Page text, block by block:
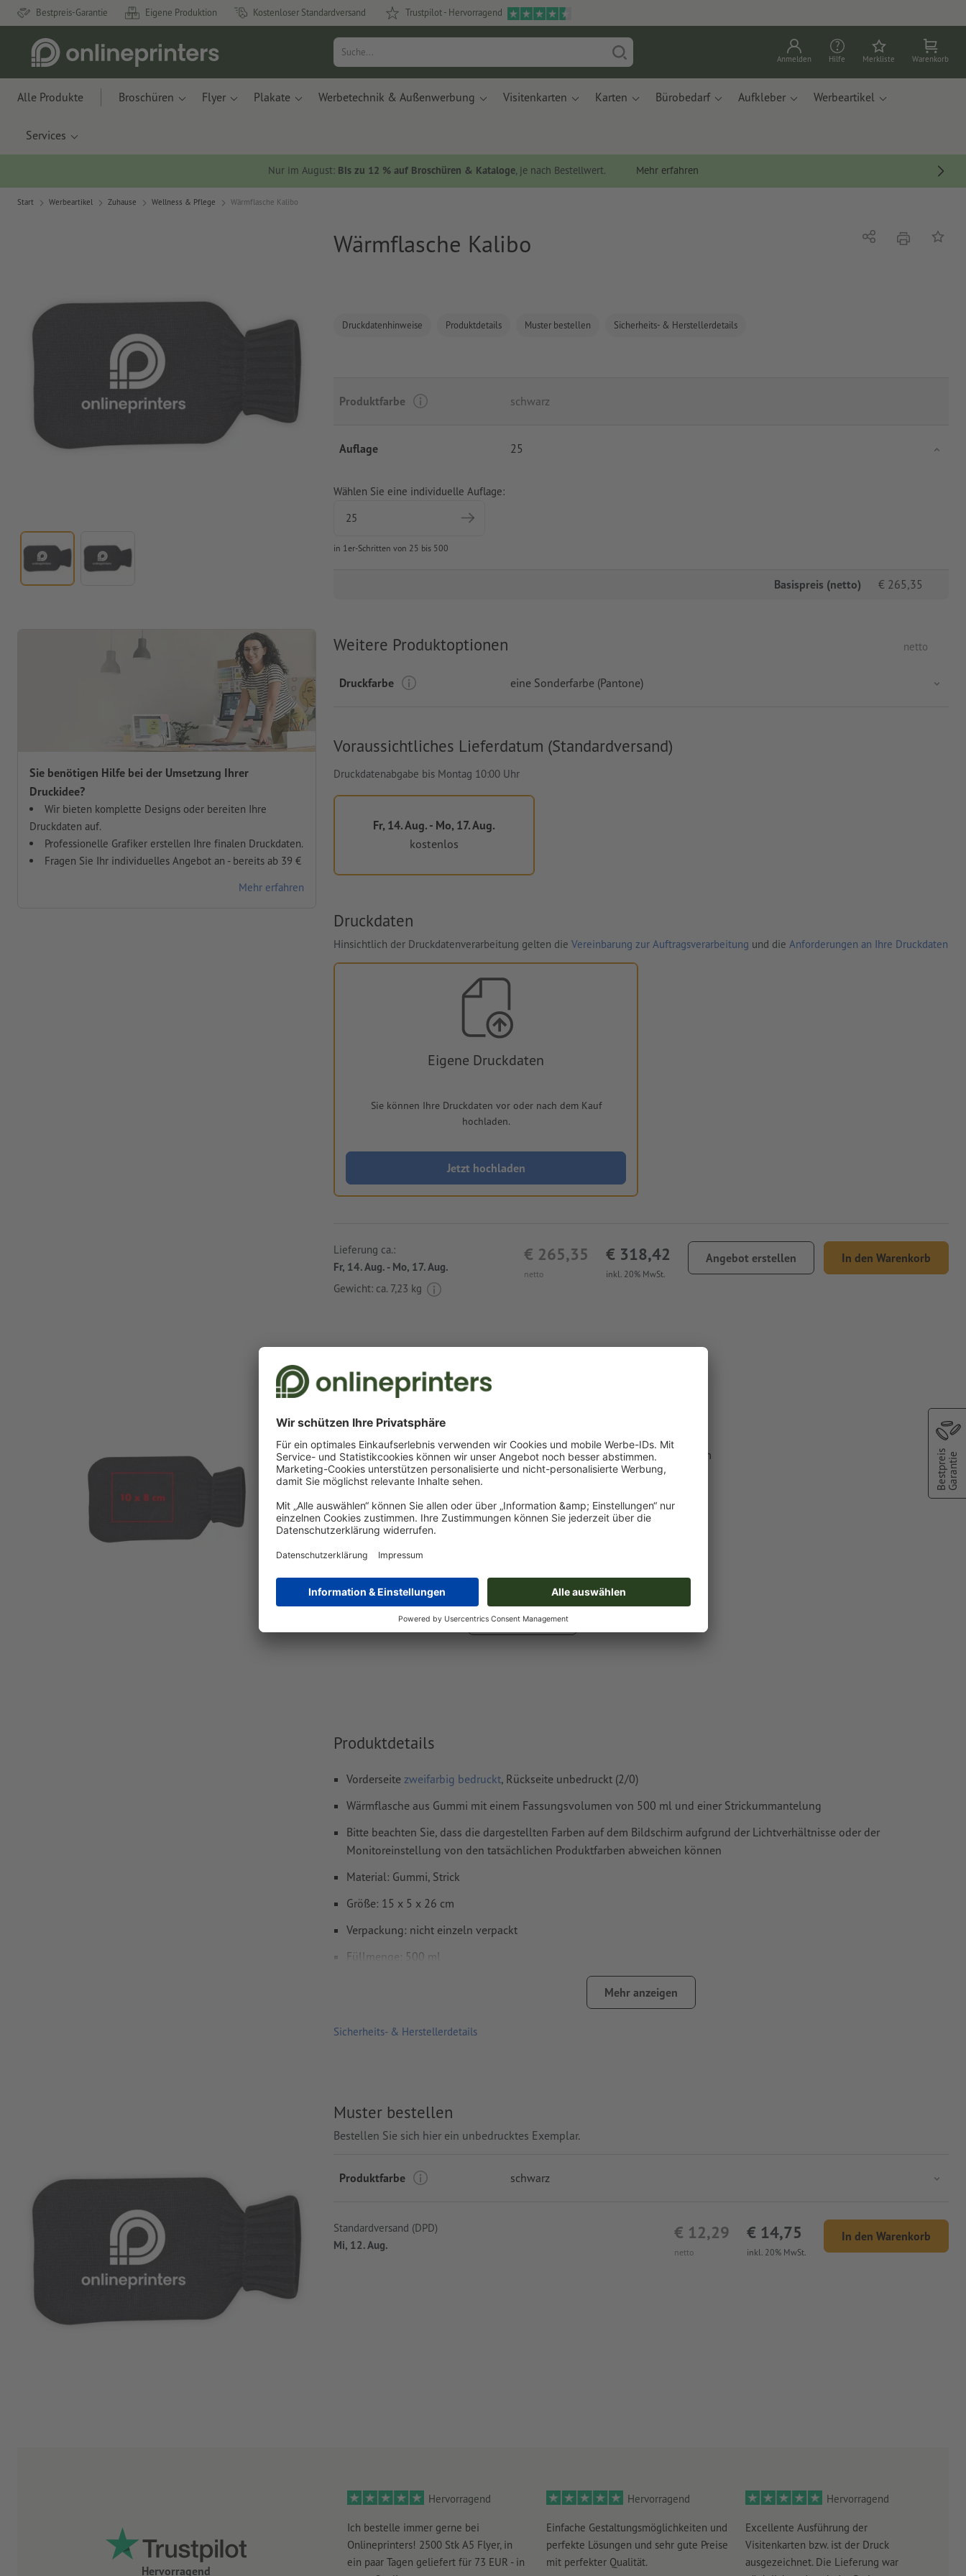
Bestpreis-Garantie Eigene Produktion Kostenloser Standardversand Trustpilot - Hervorragend
Anmelden Hilfe Merkliste Warenkorb
Alle Produkte Broschüren Flyer Plakate Werbetechnik & Außenwerbung Visitenkarten Karten Bürobedarf Aufkleber Werbeartikel
Services
Nur im August: Bis zu 12 % auf Broschüren & Kataloge, je nach Bestellwert. Mehr erfahren
Start Werbeartikel Zuhause Wellness & Pflege Wärmflasche Kalibo
Wärmflasche Kalibo
Sie benötigen Hilfe bei der Umsetzung Ihrer
Druckidee?
Wir bieten komplette Designs oder bereiten Ihre
Druckdaten auf.
Professionelle Grafiker erstellen Ihre finalen Druckdaten.
Fragen Sie Ihr individuelles Angebot an - bereits ab 39 €
Mehr erfahren
Druckdatenhinweise Produktdetails Muster bestellen Sicherheits- & Herstellerdetails
Teilen DruckenAuf
Produktfarbe schwarz
Auflage 25
Wählen Sie eine individuelle Auflage:
in 1er-Schritten von 25 bis 500
Basispreis (netto) € 265,35
Weitere Produktoptionen netto
Druckfarbe eine Sonderfarbe (Pantone)
Voraussichtliches Lieferdatum (Standardversand)
Druckdatenabgabe bis Montag 10:00 Uhr
Fr, 14. Aug. - Mo, 17. Aug.
kostenlos
Druckdaten
Hinsichtlich der Druckdatenverarbeitung gelten die Vereinbarung zur Auftragsverarbeitung und die Anforderungen an Ihre Druckdaten
Eigene Druckdaten
Sie können Ihre Druckdaten vor oder nach dem Kauf
hochladen.
Jetzt hochladen
netto
€ 265,35
inkl. 20% MwSt.
€ 318,42 Angebot erstellen In den Warenkorb
Lieferung ca.:
Fr, 14. Aug. - Mo, 17. Aug.
Gewicht: ca. 7,23 kg
Druckdatenhinweise Wärmflasche Kalibo
Als Motivfarben sind eine bzw. zwei
Benennen Sie die Farbfelder mit der entsprechenden Zielfarbe aus dem
Pantone FORMULA GUIDE Solid Coated (z.B. "Pantone 286 C").
Es sind keine Metallic- und Neonfarben möglich.
das Trägermaterial kann beim Druck mit weißer Farbedurchscheinen
Das druckfertige PDF darf nur Vektoren enthalten; JPEG- oder TIFF-
Weitere Informationen und Tipps zu
Vektordatenfinden Sie in unserem
Hilfecenter.
Mehr anzeigen
Produktdetails
Vorderseite zweifarbig bedruckt, Rückseite unbedruckt (2/0)
Wärmflasche aus Gummi mit einem Fassungsvolumen von 500 ml und einer Strickummantelung
Bitte beachten Sie, dass die dargestellten Farben auf dem Bildschirm aufgrund der Lichtverhältnisse oder der
Monitoreinstellung von den tatsächlichen Produktfarben abweichen können
Material: Gummi, Strick
Größe: 15 x 5 x 26 cm
Verpackung: nicht einzeln verpackt
Füllmenge: 500 ml
Mehr anzeigen
Sicherheits- & Herstellerdetails
Muster bestellen
Bestellen Sie sich hier ein unbedrucktes Exemplar.
Produktfarbe schwarz
netto
€ 12,29
inkl. 20% MwSt.
€ 14,75 In den Warenkorb
Standardversand (DPD)
Mi, 12. Aug.
Hervorragend
Hervorragend
Ich bestelle immer gerne bei
Onlineprinters! 2500 Stk A5 Flyer, in
ein paar Tagen geliefert für 73 EUR - in
Hervorragend
Einfache Gestaltungsmöglichkeiten und
perfekte Lösungen und sehr gute Preise
mit perfekter Qualität.
Hervorragend
Excellente Ausführung der
Visitenkarten bzw. ist der Druck
ausgezeichnet. Die Lieferung war
BestpreisGarantie